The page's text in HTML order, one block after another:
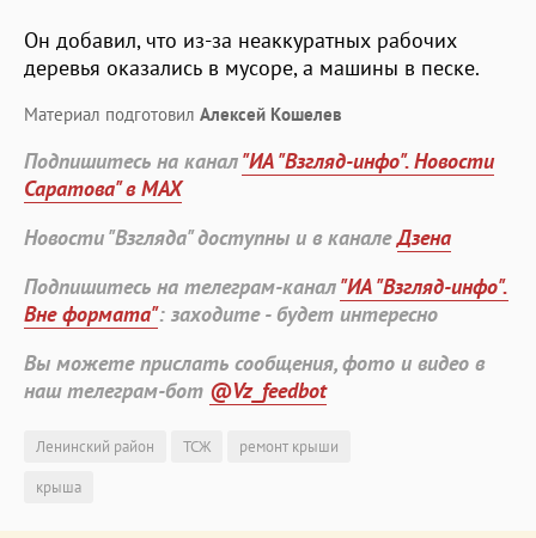
Он добавил, что из-за неаккуратных рабочих
деревья оказались в мусоре, а машины в песке.
Материал подготовил Алексей Кошелев
Подпишитесь на канал"ИА "Взгляд-инфо". Новости
Саратова" в MAX
Новости "Взгляда" доступны и в каналеДзена
Подпишитесь на телеграм-канал"ИА "Взгляд-инфо".
Вне формата": заходите - будет интересно
Вы можете прислать сообщения, фото и видео в
наш телеграм-бот @Vz_feedbot
Ленинский район ТСЖ
ремонт крыши
крыша